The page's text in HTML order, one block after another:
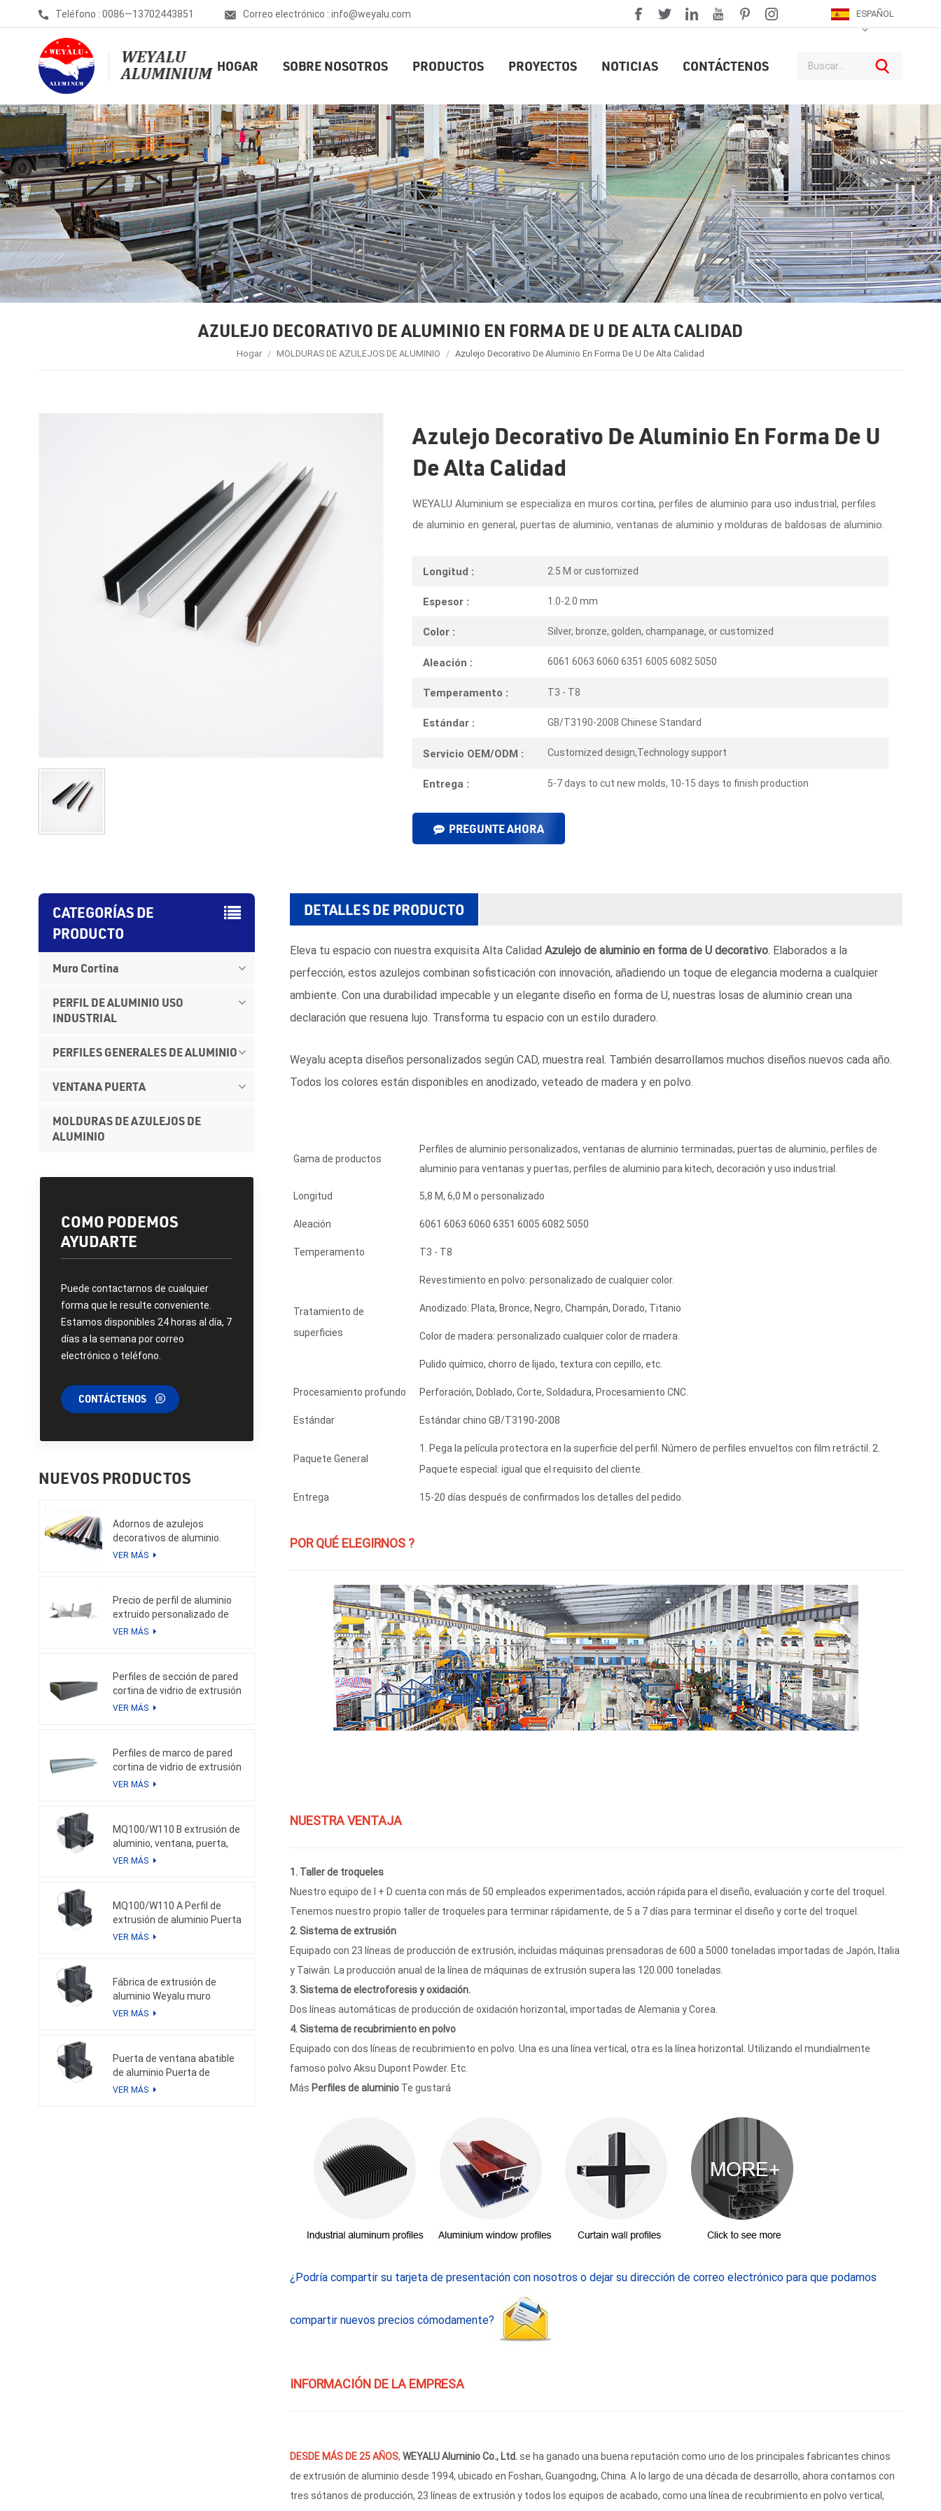
Teléfono : 0086—13702443851 Correo electrónico : info@weyalu.com ESPAÑOL
HOGAR SOBRE NOSOTROS PRODUCTOS PROYECTOS NOTICIAS CONTÁCTENOS
AZULEJO DECORATIVO DE ALUMINIO EN FORMA DE U DE ALTA CALIDAD
Hogar / MOLDURAS DE AZULEJOS DE ALUMINIO / Azulejo Decorativo De Aluminio En Forma De U De Alta Calidad
Azulejo Decorativo De Aluminio En Forma De U
De Alta Calidad
WEYALU Aluminium se especializa en muros cortina, perfiles de aluminio para uso industrial, perfiles
de aluminio en general, puertas de aluminio, ventanas de aluminio y molduras de baldosas de aluminio.
Longitud : 2.5 M or customized
Espesor : 1.0-2.0 mm
Color : Silver, bronze, golden, champanage, or customized
Aleación : 6061 6063 6060 6351 6005 6082 5050
Temperamento : T3 - T8
Estándar : GB/T3190-2008 Chinese Standard
Servicio OEM/ODM : Customized design,Technology support
Entrega : 5-7 days to cut new molds, 10-15 days to finish production
PREGUNTE AHORA
DETALLES DE PRODUCTO
Eleva tu espacio con nuestra exquisita Alta Calidad Azulejo de aluminio en forma de U decorativo. Elaborados a la
perfección, estos azulejos combinan sofisticación con innovación, añadiendo un toque de elegancia moderna a cualquier
ambiente. Con una durabilidad impecable y un elegante diseño en forma de U, nuestras losas de aluminio crean una
declaración que resuena lujo. Transforma tu espacio con un estilo duradero.
Weyalu acepta diseños personalizados según CAD, muestra real. También desarrollamos muchos diseños nuevos cada año.
Todos los colores están disponibles en anodizado, veteado de madera y en polvo.
Gama de productos
Perfiles de aluminio personalizados, ventanas de aluminio terminadas, puertas de aluminio, perfiles de
aluminio para ventanas y puertas, perfiles de aluminio para kitech, decoración y uso industrial.
Longitud 5,8 M, 6,0 M o personalizado
Aleación 6061 6063 6060 6351 6005 6082 5050
Temperamento T3 - T8
Tratamiento de
superficies
Revestimiento en polvo: personalizado de cualquier color.
Anodizado: Plata, Bronce, Negro, Champán, Dorado, Titanio
Color de madera: personalizado cualquier color de madera.
Pulido químico, chorro de lijado, textura con cepillo, etc.
Procesamiento profundo Perforación, Doblado, Corte, Soldadura, Procesamiento CNC.
Estándar Estándar chino GB/T3190-2008
Paquete General
1. Pega la película protectora en la superficie del perfil. Número de perfiles envueltos con film retráctil. 2.
Paquete especial: igual que el requisito del cliente.
Entrega 15-20 días después de confirmados los detalles del pedido.
POR QUÉ ELEGIRNOS ?
NUESTRA VENTAJA
1. Taller de troqueles
Nuestro equipo de I + D cuenta con más de 50 empleados experimentados, acción rápida para el diseño, evaluación y corte del troquel.
Tenemos nuestro propio taller de troqueles para terminar rápidamente, de 5 a 7 días para terminar el diseño y corte del troquel.
2. Sistema de extrusión
Equipado con 23 líneas de producción de extrusión, incluidas máquinas prensadoras de 600 a 5000 toneladas importadas de Japón, Italia
y Taiwán. La producción anual de la línea de máquinas de extrusión supera las 120.000 toneladas.
3. Sistema de electroforesis y oxidación.
Dos líneas automáticas de producción de oxidación horizontal, importadas de Alemania y Corea.
4. Sistema de recubrimiento en polvo
Equipado con dos líneas de recubrimiento en polvo. Una es una línea vertical, otra es la línea horizontal. Utilizando el mundialmente
famoso polvo Aksu Dupont Powder. Etc.
Más Perfiles de aluminioTe gustará
¿Podría compartir su tarjeta de presentación con nosotros o dejar su dirección de correo electrónico para que podamos
compartir nuevos precios cómodamente?
INFORMACIÓN DE LA EMPRESA
DESDE MÁS DE 25 AÑOS, WEYALU Aluminio Co., Ltd.se ha ganado una buena reputación como uno de los principales fabricantes chinos
de extrusión de aluminio desde 1994, ubicado en Foshan, Guangodng, China. A lo largo de una década de desarrollo, ahora contamos con
tres sótanos de producción, 23 líneas de extrusión y todos los equipos de acabado, como una línea de recubrimiento en polvo vertical,
CATEGORÍAS DE
PRODUCTO
Muro Cortina
PERFIL DE ALUMINIO USO
INDUSTRIAL
PERFILES GENERALES DE ALUMINIO
VENTANA PUERTA
MOLDURAS DE AZULEJOS DE
ALUMINIO
COMO PODEMOS
AYUDARTE
Puede contactarnos de cualquier
forma que le resulte conveniente.
Estamos disponibles 24 horas al día, 7
días a la semana por correo
electrónico o teléfono.
CONTÁCTENOS
NUEVOS PRODUCTOS
Adornos de azulejos
decorativos de aluminio.
VER MÁS
Precio de perfil de aluminio
extruido personalizado de
China en kg para perfil de
VER MÁS
Perfiles de sección de pared
cortina de vidrio de extrusión
de aluminio Weyalu, tubo
con ahorro de energía
VER MÁS
Perfiles de marco de pared
cortina de vidrio de extrusión
de aluminio de precio más
para fachada
VER MÁS
MQ100/W110 B extrusión de
aluminio, ventana, puerta,
muro cortina de aluminio,
VER MÁS
MQ100/W110 A Perfil de
extrusión de aluminio Puerta
de ventana de perfil de
VER MÁS
Fábrica de extrusión de
aluminio Weyalu muro
cortina de aluminio perfil de
energía recubrimiento en
polvo anodizado
VER MÁS
Puerta de ventana abatible
de aluminio Puerta de
ventana corrediza de
VER MÁS